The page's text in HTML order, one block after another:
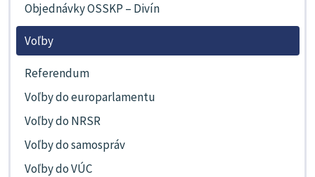
Objednávky OSSKP – Divín
Voľby
Referendum
Voľby do europarlamentu
Voľby do NRSR
Voľby do samospráv
Voľby do VÚC